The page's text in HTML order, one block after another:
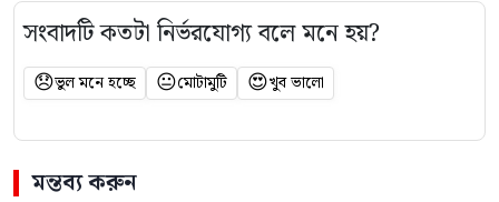
সংবাদটি কতটা নির্ভরযোগ্য বলে মনে হয়?
😞ভুল মনে হচ্ছে 😐মোটামুটি 😍খুব ভালো
মন্তব্য করুন